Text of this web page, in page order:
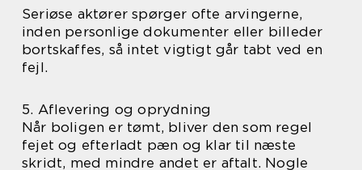
Seriøse aktører spørger ofte arvingerne,
inden personlige dokumenter eller billeder
bortskaffes, så intet vigtigt går tabt ved en
fejl.
5. Aflevering og oprydning
Når boligen er tømt, bliver den som regel
fejet og efterladt pæn og klar til næste
skridt, med mindre andet er aftalt. Nogle